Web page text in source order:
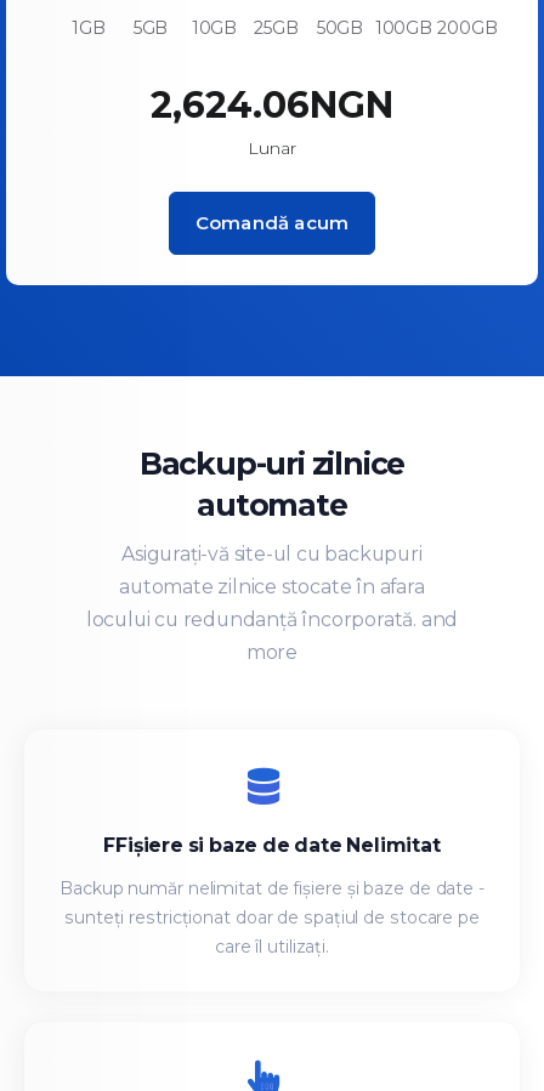
1GB 5GB 10GB 25GB 50GB 100GB 200GB
₦2,624.06NGN
Lunar
Comandă acum
Backup-uri zilnice
automate
Asigurați-vă site-ul cu backupuri
automate zilnice stocate în afara
locului cu redundanță încorporată. and
more
FFișiere si baze de date Nelimitat
Backup număr nelimitat de fișiere și baze de date -
sunteți restricționat doar de spațiul de stocare pe
care îl utilizați.